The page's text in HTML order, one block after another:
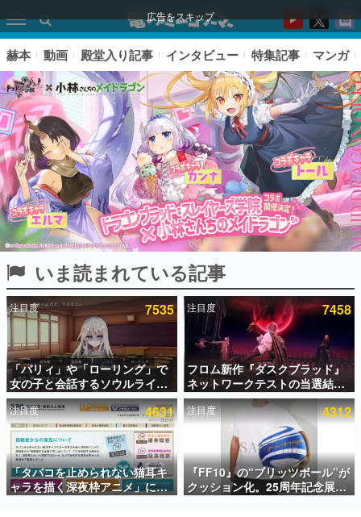
広告をスキップ
ピックアップ
電ファミのいま読まれている記事ランキング
アプリセール情報
インタビュー
連載・特集一覧
殿堂入り記事
SNS拡散数が数千以上！ ページビュー数万以上！ などな
ど。多くの人々に読まれた、電ファミ渾身の“殿堂入り”記
事をまとめました。
赫本 動画 殿堂入り記事 インタビュー 特集記事 マンガ
いま読まれている記事
注目度 7535
「パリィ」や「ローリング」で
女の子と会話するソウルライク
恋愛ゲーム『小早川さんはソウ
ルライク』無料公開。返事に失
敗すると「YOU DIED」
注目度 7458
フロム新作『ダスクブラッド』
ネットワークテストの当選結果
が8月7日22時に発表。応募サイ
トのマイページから確認可能、
テスト実施は8月21日～24日
注目度 4631
「タバコを止められない猫耳キ
ャラを描く深夜枠アニメ」に視
聴者の一部から批判意見。違法
注目度 4312
『FF10』の“ブリッツボール”が
クッション化。25周年記念展
「FINAL FANTASY X